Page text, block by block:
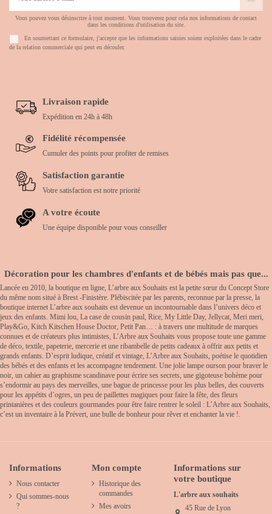
Vous pouvez vous désinscrire à tout moment. Vous trouverez pour cela nos informations de contact
dans les conditions d'utilisation du site.
En soumettant ce formulaire, j'accepte que les informations saisies soient exploitées dans le cadre
de la relation commerciale qui peut en découler.
Livraison rapide
Expédition en 24h à 48h
Fidélité récompensée
Cumuler des points pour profiter de remises
Satisfaction garantie
Votre satisfaction est notre priorité
A votre écoute
Une équipe disponible pour vous conseiller
Décoration pour les chambres d'enfants et de bébés mais pas que...
Lancée en 2010, la boutique en ligne, L’arbre aux Souhaits est la petite sœur du Concept Store
du même nom situé à Brest -Finistère. Plébiscitée par les parents, reconnue par la presse, la
boutique internet L’arbre aux souhaits est devenue un incontournable dans l’univers déco et
jeux des enfants. Mimi lou, La case de cousin paul, Rice, My Little Day, Jellycat, Meri meri,
Play&Go, Kitch Kitschen House Doctor, Petit Pan… : à travers une multitude de marques
connues et de créateurs plus intimistes, L’Arbre aux Souhaits vous propose toute une gamme
de déco, textile, papeterie, mercerie et une ribambelle de petits cadeaux à offrir aux petits et
grands enfants. D’esprit ludique, créatif et vintage, L’Arbre aux Souhaits, poétise le quotidien
des bébés et des enfants et les accompagne tendrement. Une jolie lampe ourson pour braver le
noir, un cahier au graphisme scandinave pour écrire ses secrets, une gigoteuse bohème pour
s’endormir au pays des merveilles, une bague de princesse pour les plus belles, des couverts
pour les appétits d’ogres, un peu de paillettes magiques pour faire la fête, des fleurs
printanières et des couleurs gourmandes pour être faire rentrer le soleil : L’Arbre aux Souhaits,
c’est un inventaire à la Prévert, une bulle de bonheur pour rêver et enchanter la vie !.
Informations
Nous contacter
Qui sommes-nous
?
Mon compte
Historique des
commandes
Mes avoirs
Informations sur
votre boutique
L'arbre aux souhaits
45 Rue de Lyon